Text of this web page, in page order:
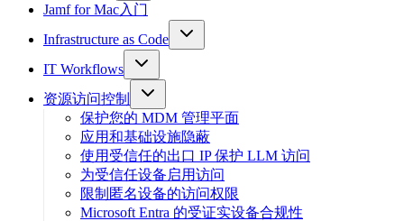
Jamf for Mac入门
Infrastructure as Code
IT Workflows
资源访问控制
保护您的 MDM 管理平面
应用和基础设施隐蔽
使用受信任的出口 IP 保护 LLM 访问
为受信任设备启用访问
限制匿名设备的访问权限
Microsoft Entra 的受证实设备合规性